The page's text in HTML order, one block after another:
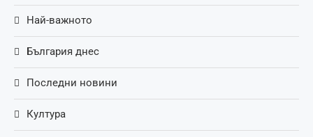
Най-важното
България днес
Последни новини
Култура